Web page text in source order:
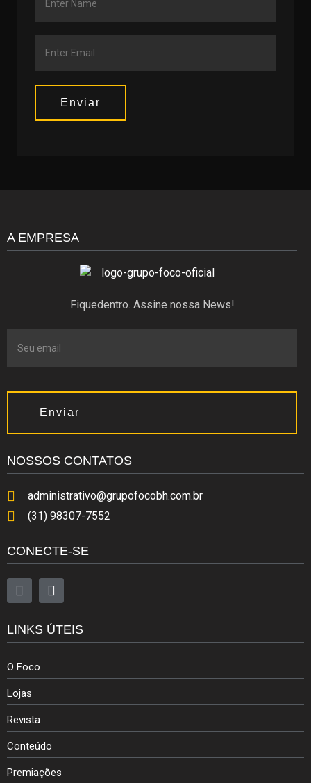
Enviar
A EMPRESA
Fiquedentro. Assine nossa News!
Enviar
NOSSOS CONTATOS
administrativo@grupofocobh.com.br
(31) 98307-7552
CONECTE-SE
LINKS ÚTEIS
O Foco
Lojas
Revista
Conteúdo
Premiações